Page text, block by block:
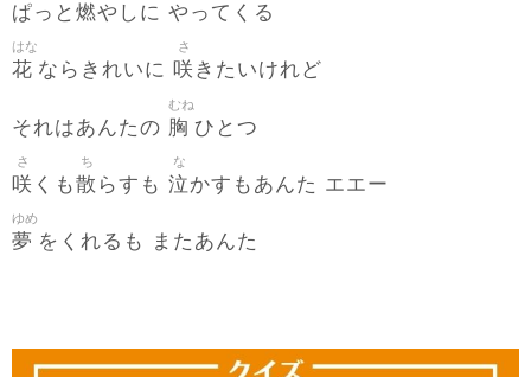
ぱっと 燃やしに やってくる
花
はな
ならきれいに 咲
さ
きたいけれど
それはあんたの 胸
むね
ひとつ
咲
さ
くも散
ち
らすも 泣
な
かすもあんた エエー
夢
ゆめ
をくれるも またあんた